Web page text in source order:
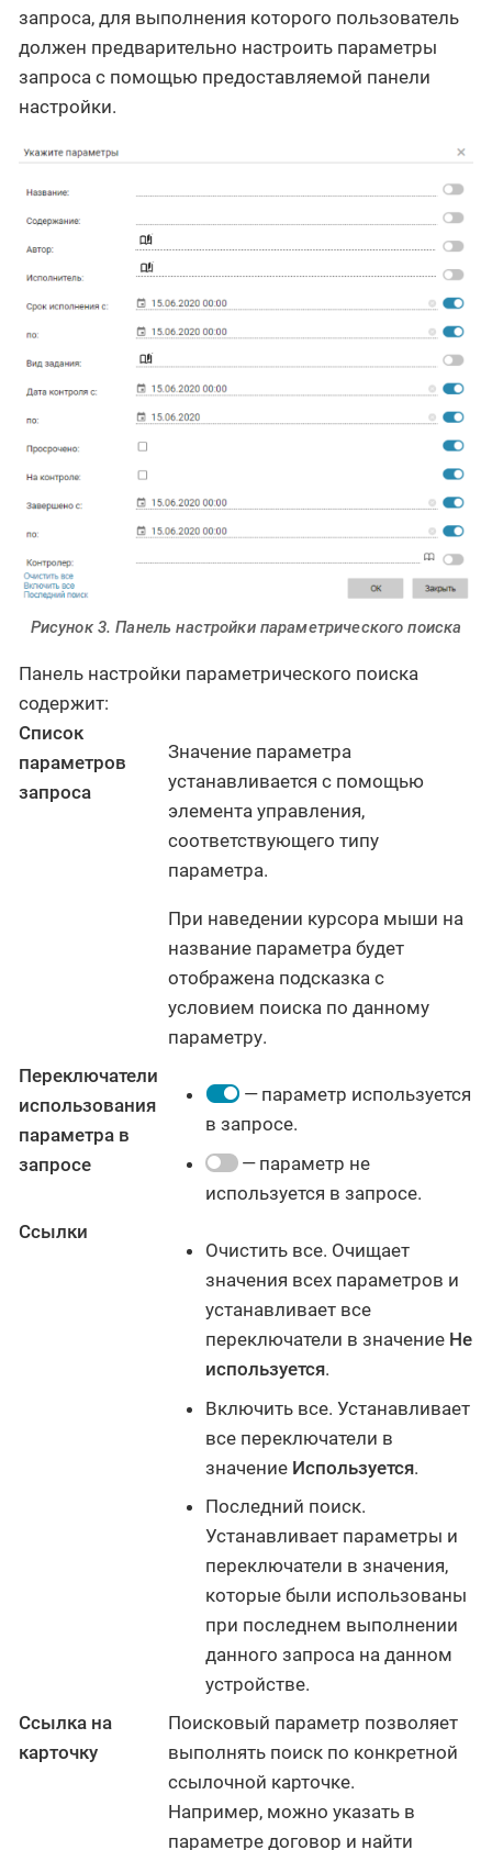
запроса, для выполнения которого пользователь
должен предварительно настроить параметры
запроса с помощью предоставляемой панели
настройки.
Рисунок 3. Панель настройки параметрического поиска
Панель настройки параметрического поиска
содержит:
Список
параметров
запроса
Значение параметра
устанавливается с помощью
элемента управления,
соответствующего типу
параметра.
При наведении курсора мыши на
название параметра будет
отображена подсказка с
условием поиска по данному
параметру.
Переключатели
использования
параметра в
запросе
— параметр используется
в запросе.
— параметр не
используется в запросе.
Ссылки
Очистить все. Очищает
значения всех параметров и
устанавливает все
переключатели в значение Не
используется.
Включить все. Устанавливает
все переключатели в
значение Используется.
Последний поиск.
Устанавливает параметры и
переключатели в значения,
которые были использованы
при последнем выполнении
данного запроса на данном
устройстве.
Ссылка на
карточку
Поисковый параметр позволяет
выполнять поиск по конкретной
ссылочной карточке.
Например, можно указать в
параметре договор и найти